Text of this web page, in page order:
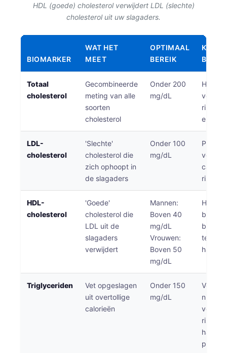
HDL (goede) cholesterol verwijdert LDL (slechte)
cholesterol uit uw slagaders.
BIOMARKER
WAT HET
MEET
OPTIMAAL
BEREIK
Totaal
cholesterol
Gecombineerde
meting van alle
soorten
cholesterol
Onder 200
mg/dL
risico
en
LDL-
cholesterol
'Slechte'
cholesterol die
zich ophoopt in
de slagaders
Onder 100
mg/dL
voor
HDL-
cholesterol
'Goede'
cholesterol die
LDL uit de
slagaders
verwijdert
Mannen:
Boven 40
mg/dL
Vrouwen:
Boven 50
mg/dL
bieden
tegen
Triglyceriden
Vet opgeslagen
uit overtollige
calorieën
Onder 150
mg/dL
niveaus
risico
Беларуская мова
Esperanto
Frysk
Norsk bokmål